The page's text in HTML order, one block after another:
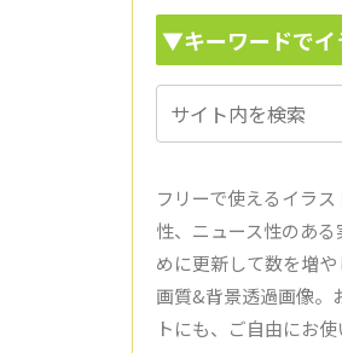
▼キーワードでイ
フリーで使えるイラ
性、ニュース性のあ
めに更新して数を増
画質&背景透過画像。
トにも、ご自由にお